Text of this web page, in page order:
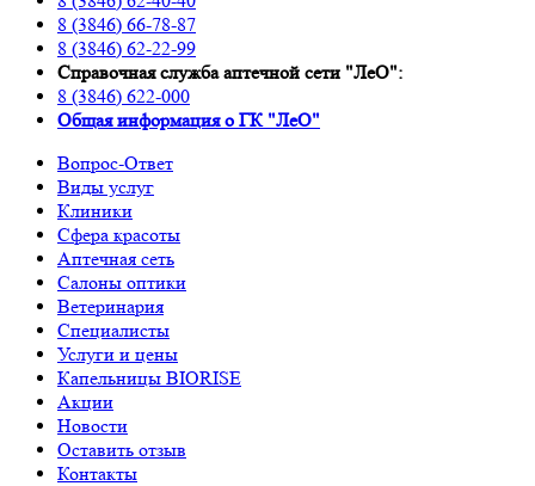
8 (3846) 66-78-87
8 (3846) 62-22-99
Справочная служба аптечной сети "ЛеО":
8 (3846) 622-000
Oбщая информация о ГК "ЛеО"
Вопрос-Ответ
Виды услуг
Клиники
Сфера красоты
Аптечная сеть
Салоны оптики
Ветеринария
Специалисты
Услуги и цены
Капельницы BIORISE
Акции
Новости
Оставить отзыв
Контакты